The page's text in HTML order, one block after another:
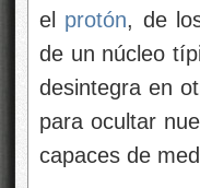
el protón, de
de un núcleo
desintegra en
para ocultar
capaces de